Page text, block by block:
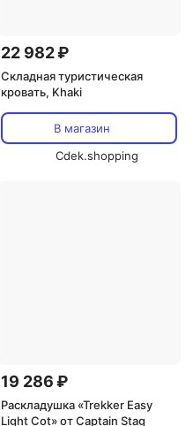
22 982 ₽
Складная туристическая
кровать, Khaki
В магазин
Cdek.shopping
19 286 ₽
Раскладушка «Trekker Easy
Light Cot» от Captain Stag